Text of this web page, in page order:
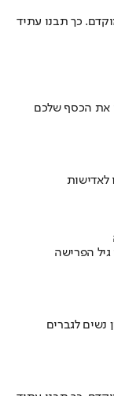
כך תבנו עתיד
את הכסף שלכם
לאדישות
גיל הפרישה
נשים לגברים